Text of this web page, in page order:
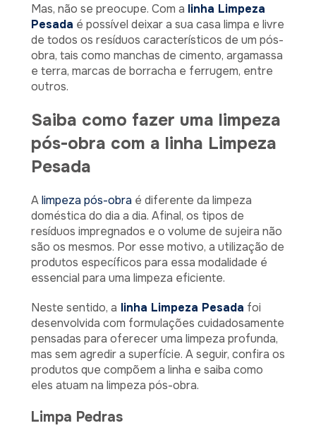
Mas, não se preocupe. Com a linha Limpeza
Pesada é possível deixar a sua casa limpa e livre
de todos os resíduos característicos de um pós-
obra, tais como manchas de cimento, argamassa
e terra, marcas de borracha e ferrugem, entre
outros.
Saiba como fazer uma limpeza
pós-obra com a linha Limpeza
Pesada
Alimpeza pós-obra é diferente da limpeza
doméstica do dia a dia. Afinal, os tipos de
resíduos impregnados e o volume de sujeira não
são os mesmos. Por esse motivo, a utilização de
produtos específicos para essa modalidade é
essencial para uma limpeza eficiente.
Neste sentido, a linha Limpeza Pesada foi
desenvolvida com formulações cuidadosamente
pensadas para oferecer uma limpeza profunda,
mas sem agredir a superfície. A seguir, confira os
produtos que compõem a linha e saiba como
eles atuam na limpeza pós-obra.
Limpa Pedras